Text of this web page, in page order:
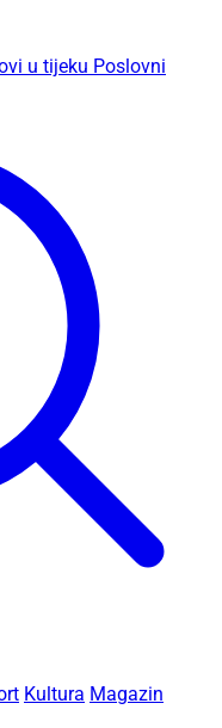
u tijeku Poslovni
Kultura Magazin